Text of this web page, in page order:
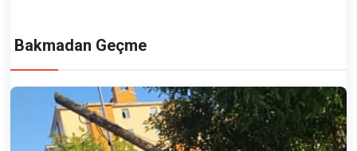
Bakmadan Geçme